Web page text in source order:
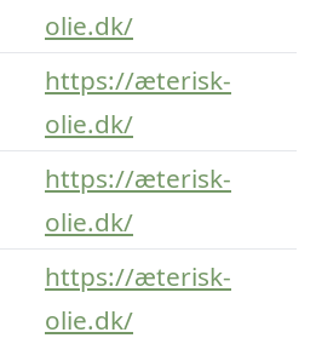
olie.dk/
https://æterisk-
olie.dk/
https://æterisk-
olie.dk/
https://æterisk-
olie.dk/